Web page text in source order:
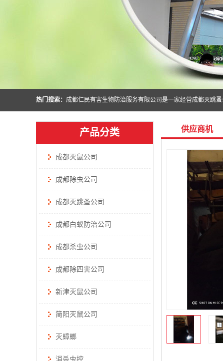
热门搜索：
产品分类
成都灭鼠公司
成都除虫公司
成都灭跳蚤公司
成都白蚁防治公司
成都杀虫公司
成都除四害公司
新津灭鼠公司
简阳灭鼠公司
灭蟑螂
消杀虫控
供应商机